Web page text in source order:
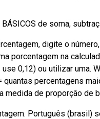
BÁSICOS de soma,
digite o
porcentagem na
use 0,12) ou utilizar uma.
quantas percentagens
medida de proporção de
Português (brasil)